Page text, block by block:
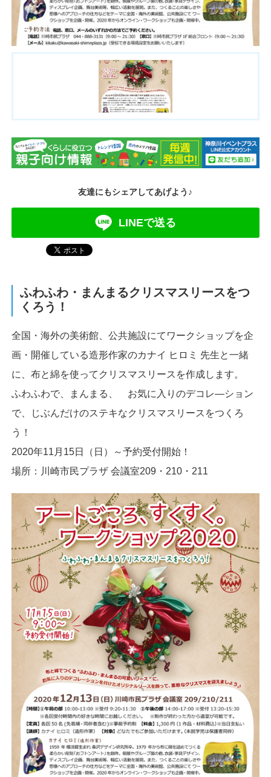
友達にもシェアしてあげよう♪
LINEで送る
ふわふわ・まんまるクリスマスリースをつ
くろう！
全国・海外の美術館、公共施設にてワークショップを企
画・開催している造形作家のカナイ ヒロミ 先生と一緒
に、布と綿を使ってクリスマスリースを作成します。
ふわふわで、まんまる、 お気に入りのデコレ―ション
で、じぶんだけのステキなクリスマスリースをつくろ
う！
2020年11月15日（日）～予約受付開始！
場所：川崎市民プラザ 会議室209・210・211